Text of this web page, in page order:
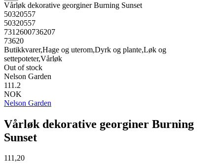
Vårløk dekorative georginer Burning Sunset
50320557
50320557
7312600736207
73620
Butikkvarer,Hage og uterom,Dyrk og plante,Løk og
settepoteter,Vårløk
Out of stock
Nelson Garden
111.2
NOK
Nelson Garden
Vårløk dekorative georginer Burning
Sunset
111,20